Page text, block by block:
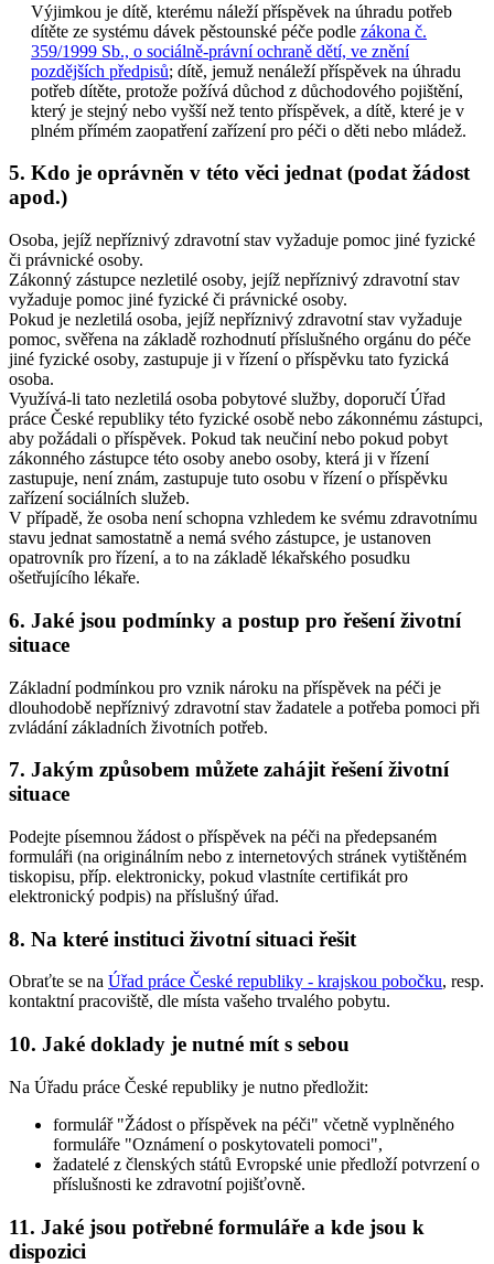
Výjimkou je dítě, kterému náleží příspěvek na úhradu potřeb
dítěte ze systému dávek pěstounské péče podlezákona č.
359/1999 Sb., o sociálně-právní ochraně dětí, ve znění
pozdějších předpisů; dítě, jemuž nenáleží příspěvek na úhradu
potřeb dítěte, protože požívá důchod z důchodového pojištění,
který je stejný nebo vyšší než tento příspěvek, a dítě, které je v
plném přímém zaopatření zařízení pro péči o děti nebo mládež.
5. Kdo je oprávněn v této věci jednat (podat žádost
apod.)
Osoba, jejíž nepříznivý zdravotní stav vyžaduje pomoc jiné fyzické
či právnické osoby.
Zákonný zástupce nezletilé osoby, jejíž nepříznivý zdravotní stav
vyžaduje pomoc jiné fyzické či právnické osoby.
Pokud je nezletilá osoba, jejíž nepříznivý zdravotní stav vyžaduje
pomoc, svěřena na základě rozhodnutí příslušného orgánu do péče
jiné fyzické osoby, zastupuje ji v řízení o příspěvku tato fyzická
osoba.
Využívá-li tato nezletilá osoba pobytové služby, doporučí Úřad
práce České republiky této fyzické osobě nebo zákonnému zástupci,
aby požádali o příspěvek. Pokud tak neučiní nebo pokud pobyt
zákonného zástupce této osoby anebo osoby, která ji v řízení
zastupuje, není znám, zastupuje tuto osobu v řízení o příspěvku
zařízení sociálních služeb.
V případě, že osoba není schopna vzhledem ke svému zdravotnímu
stavu jednat samostatně a nemá svého zástupce, je ustanoven
opatrovník pro řízení, a to na základě lékařského posudku
ošetřujícího lékaře.
6. Jaké jsou podmínky a postup pro řešení životní
situace
Základní podmínkou pro vznik nároku na příspěvek na péči je
dlouhodobě nepříznivý zdravotní stav žadatele a potřeba pomoci při
zvládání základních životních potřeb.
7. Jakým způsobem můžete zahájit řešení životní
situace
Podejte písemnou žádost o příspěvek na péči na předepsaném
formuláři (na originálním nebo z internetových stránek vytištěném
tiskopisu, příp. elektronicky, pokud vlastníte certifikát pro
elektronický podpis) na příslušný úřad.
8. Na které instituci životní situaci řešit
Obraťte se na Úřad práce České republiky - krajskou pobočku, resp.
kontaktní pracoviště, dle místa vašeho trvalého pobytu.
10. Jaké doklady je nutné mít s sebou
Na Úřadu práce České republiky je nutno předložit:
formulář "Žádost o příspěvek na péči" včetně vyplněného
formuláře "Oznámení o poskytovateli pomoci",
žadatelé z členských států Evropské unie předloží potvrzení o
příslušnosti ke zdravotní pojišťovně.
11. Jaké jsou potřebné formuláře a kde jsou k
dispozici